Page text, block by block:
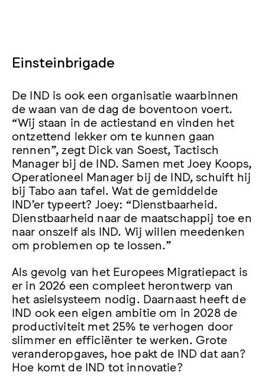
Einsteinbrigade
De IND is ook een organisatie waarbinnen
de waan van de dag de boventoon voert.
“Wij staan in de actiestand en vinden het
ontzettend lekker om te kunnen gaan
rennen”, zegt Dick van Soest, Tactisch
Manager bij de IND. Samen met Joey Koops,
Operationeel Manager bij de IND, schuift hij
bij Tabo aan tafel. Wat de gemiddelde
IND’er typeert? Joey: “Dienstbaarheid.
Dienstbaarheid naar de maatschappij toe en
naar onszelf als IND. Wij willen meedenken
om problemen op te lossen.”
Als gevolg van het Europees Migratiepact is
er in 2026 een compleet herontwerp van
het asielsysteem nodig. Daarnaast heeft de
IND ook een eigen ambitie om in 2028 de
productiviteit met 25% te verhogen door
slimmer en efficiënter te werken. Grote
veranderopgaves, hoe pakt de IND dat aan?
Hoe komt de IND tot innovatie?